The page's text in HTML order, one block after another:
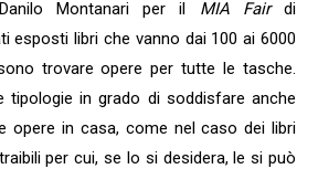
Montanari per il MIA Fairdi
esposti libri che vanno dai 100 ai 6000
trovare opere per tutte le tasche.
tipologie in grado di soddisfare anche
opere in casa, come nel caso dei libri
per cui, se lo si desidera, le si può